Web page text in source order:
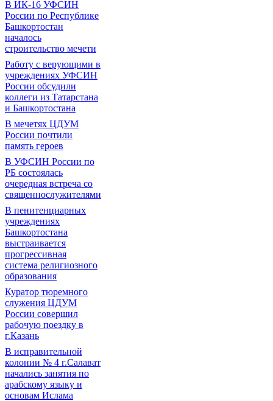
В ИК-16 УФСИН
России по Республике
Башкортостан
началось
строительство мечети
Работу с верующими в
учреждениях УФСИН
России обсудили
коллеги из Татарстана
и Башкортостана
В мечетях ЦДУМ
России почтили
память героев
В УФСИН России по
РБ состоялась
очередная встреча со
священнослужителями
В пенитенциарных
учреждениях
Башкортостана
выстраивается
прогрессивная
система религиозного
образования
Куратор тюремного
служения ЦДУМ
России совершил
рабочую поездку в
г.Казань
В исправительной
колонии № 4 г.Салават
начались занятия по
арабскому языку и
основам Ислама